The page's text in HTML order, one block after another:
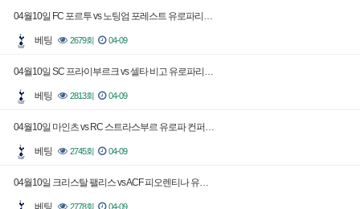
04월10일 FC 포르투 vs 노팅엄 포레스트 유로파리…
베팅 2679회 04-09
04월10일 SC 프라이부르크 vs 셀타 비고 유로파리…
베팅 2813회 04-09
04월10일 마인츠 vs RC 스트라스부르 유로파 컨퍼…
베팅 2745회 04-09
04월10일 크리스탈 팰리스 vs ACF 피오렌티나 유…
2778회 04-09